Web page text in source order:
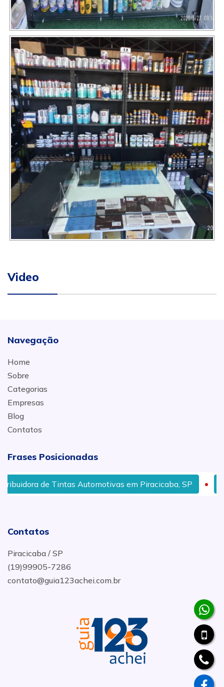
Video
Navegação
Home
Sobre
Categorias
Empresas
Blog
Contatos
Frases Posicionadas
de Tintas Automotivas em Piracicaba, SP
Contatos
Piracicaba / SP
(19)99905-7286
contato@guia123achei.com.br